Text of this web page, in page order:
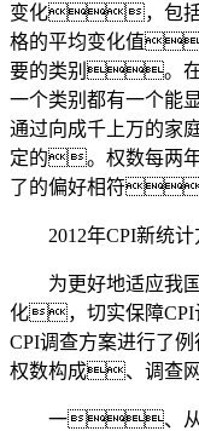
变化，包括
格的平均变化值
要的类别。
一个类别都有一个
通过向成千上万的家
定的。权数每两
了的偏好相符
2012年CPI新统计
为更好地适应我
化，切实保障
CPI调查方案进行了
权数构成、调查
一、从